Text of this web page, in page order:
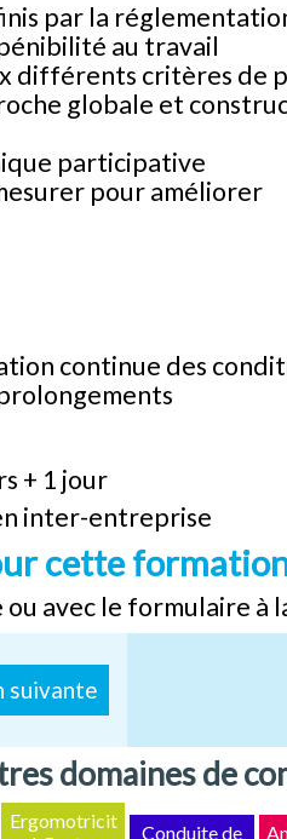
par la
au travail
différents critères de
globale et
participative
pour améliorer
continue des
+ 1 jour
inter-entreprise
cette
avec le formulaire à
suivante
domaines de
Ergomotricit
Conduite de